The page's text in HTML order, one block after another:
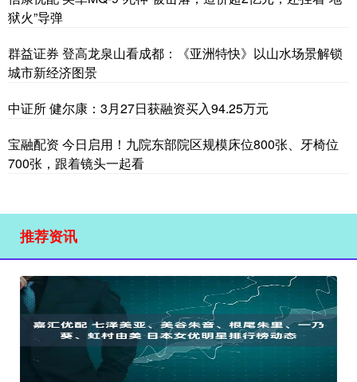
狱火”导弹
群益证券 登高龙泉山看成都：《亚洲特快》以山水场景解锁
城市新经济图景
中证所 健尔康：3月27日获融资买入94.25万元
宝融配资 今日启用！九院东部院区规模床位800张、牙椅位
700张，跟着镜头一起看
推荐资讯